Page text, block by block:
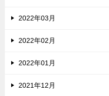
2022年03月
2022年02月
2022年01月
2021年12月